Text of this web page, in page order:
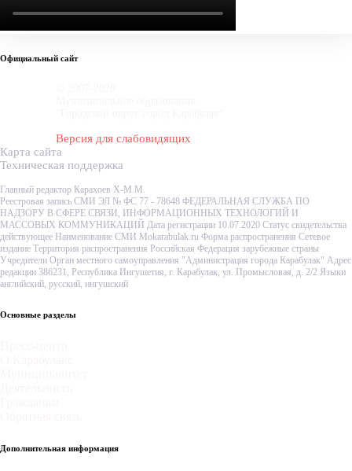
Официальный сайт
Версия для слабовидящих
Карта сайта
Техническая поддержка
Главный редактор Карахоев Х-М.М.
Реестровая запись СМИ ЭЛ № ФС 77 - 78648 ФЕДЕРАЛЬНАЯ СЛУЖБА ПО
НАДЗОРУ В СФЕРЕ СВЯЗИ, ИНФОРМАЦИОННЫХ ТЕХНОЛОГИЙ И
МАССОВЫХ КОММУНИКАЦИЙ Дата регистрации 10.07.2020 Статус свидетельства
действующее Наименование СМИ Mokarabulak.ru Форма распространения Сетевое
издание Территория распространения Российская Федерация зарубежные страны
Учредители Орган местного самоуправления "Администрация города Карабулак" Адрес
редакции 386231, Республика Ингушетия, г. Карабулак, ул. Промысловая, д. 2/2 Языки
английский, русский, ингушский
Основные разделы
Дополнительная информация